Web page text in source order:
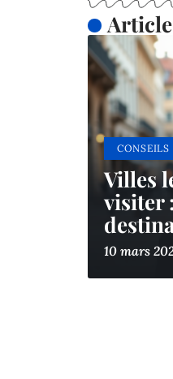
CONSEILS
Villes
visiter
10 mars